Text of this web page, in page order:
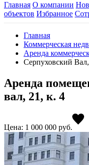
Главная О компании
объектов Избранное
Главная
Коммерческая
Аренда
Серпуховский Вал,
Аренда
вал, 21, к. 4
Цена: 1 000 000 руб.